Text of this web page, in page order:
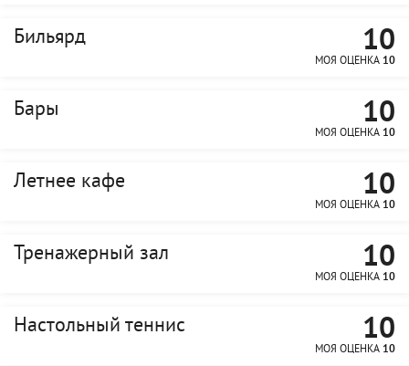
Бильярд 10
МОЯ ОЦЕНКА 10
Бары 10
МОЯ ОЦЕНКА 10
Летнее кафе 10
МОЯ ОЦЕНКА 10
Тренажерный зал 10
МОЯ ОЦЕНКА 10
Настольный теннис 10
МОЯ ОЦЕНКА 10